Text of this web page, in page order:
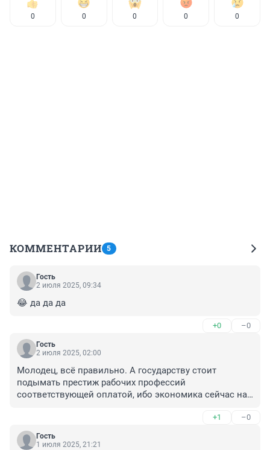
0 0 0 0 0
КОММЕНТАРИИ 5
Гость
2 июля 2025, 09:34
😂 да да да
+0 –0
Гость
2 июля 2025, 02:00
Молодец, всё правильно. А государству стоит
подымать престиж рабочих профессий
соответствующей оплатой, ибо экономика сейчас на
Да что там, запчасти технически сложных изделий
импортные, самолётостроение там же.
+1 –0
Гость
1 июля 2025, 21:21